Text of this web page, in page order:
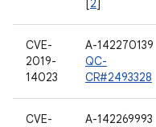
[2]
CVE-
2019-
14023
A-142270139
QC-
CR#2493328
CVE-
A-142269993